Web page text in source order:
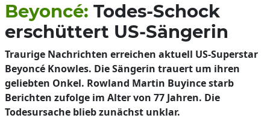
Beyoncé: Todes-Schock
erschüttert US-Sängerin
Traurige Nachrichten erreichen aktuell US-Superstar
Beyoncé Knowles. Die Sängerin trauert um ihren
geliebten Onkel. Rowland Martin Buyince starb
Berichten zufolge im Alter von 77 Jahren. Die
Todesursache blieb zunächst unklar.